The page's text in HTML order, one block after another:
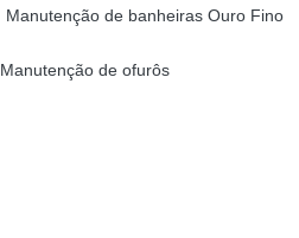
Manutenção de banheiras Ouro Fino
Manutenção de ofurôs